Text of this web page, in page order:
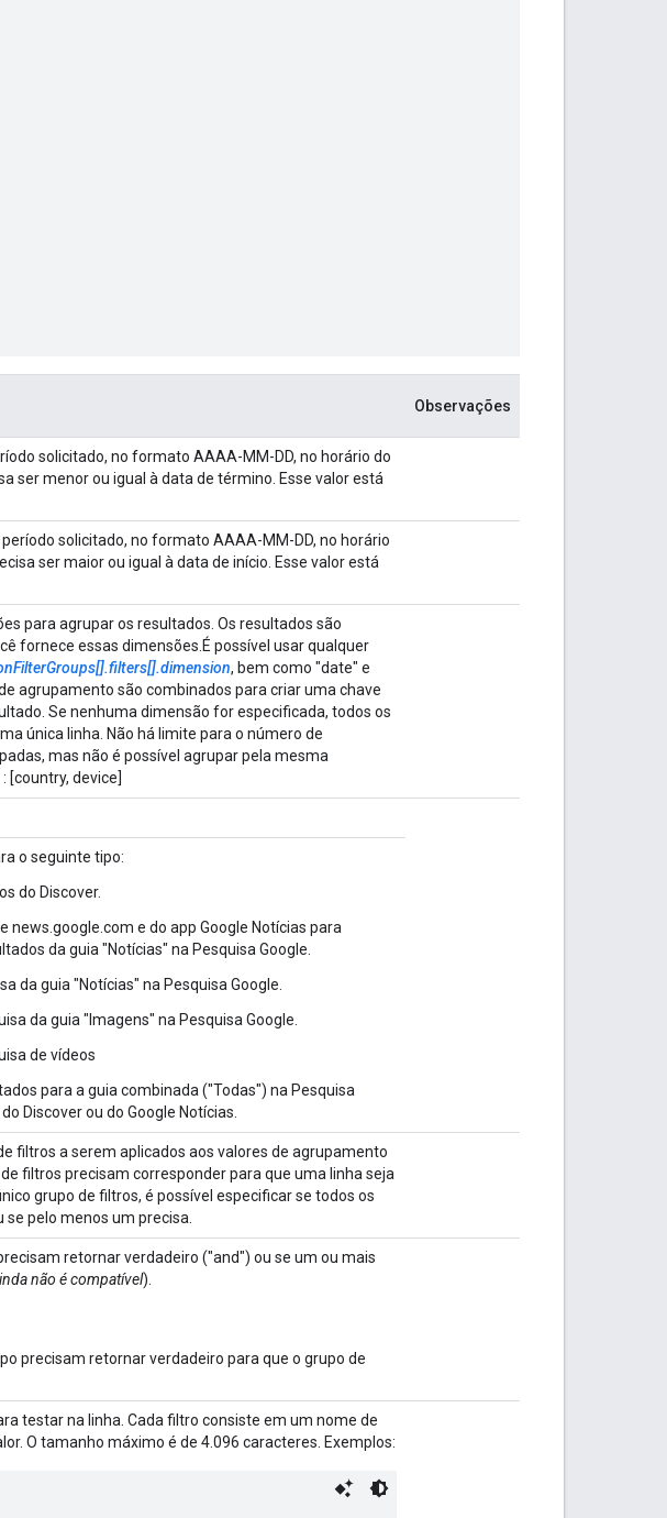
Observações
solicitado, no formato AAAA-MM-DD, no horário do
ser menor ou igual à data de término. Esse valor está
solicitado, no formato AAAA-MM-DD, no horário
ser maior ou igual à data de início. Esse valor está
para agrupar os resultados. Os resultados são
fornece essas dimensões.É possível usar qualquer
, bem como "date" e
agrupamento são combinados para criar uma chave
Se nenhuma dimensão for especificada, todos os
única linha. Não há limite para o número de
mas não é possível agrupar pela mesma
: [country, device]
o seguinte tipo:
do Discover.
news.google.com e do app Google Notícias para
da guia "Notícias" na Pesquisa Google.
da guia "Notícias" na Pesquisa Google.
da guia "Imagens" na Pesquisa Google.
de vídeos
para a guia combinada ("Todas") na Pesquisa
Discover ou do Google Notícias.
filtros a serem aplicados aos valores de agrupamento
filtros precisam corresponder para que uma linha seja
grupo de filtros, é possível especificar se todos os
pelo menos um precisa.
retornar verdadeiro ("and") ou se um ou mais
não é compatível).
precisam retornar verdadeiro para que o grupo de
testar na linha. Cada filtro consiste em um nome de
O tamanho máximo é de 4.096 caracteres. Exemplos: